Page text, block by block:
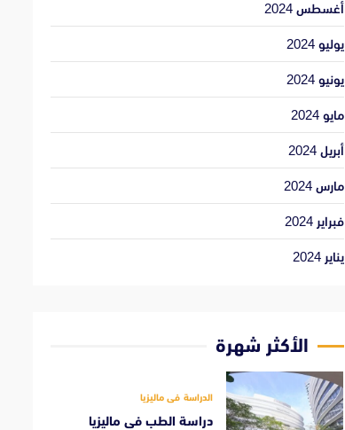
أغسطس 2024
يوليو 2024
يونيو 2024
مايو 2024
أبريل 2024
مارس 2024
فبراير 2024
يناير 2024
الأكثر شهرة
الدراسة فى ماليزيا
دراسة الطب فى ماليزيا